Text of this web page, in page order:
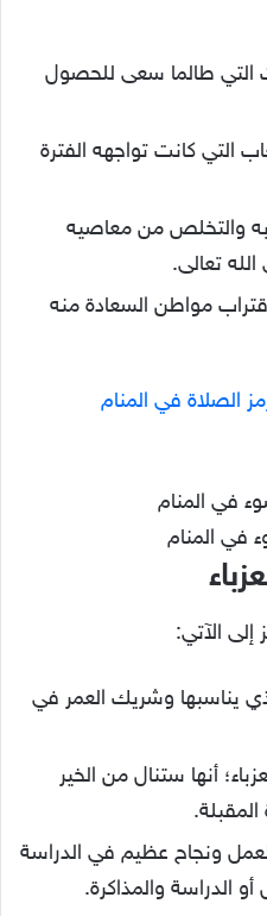
التي طالما سعى للحصول
التي كانت تواجهه الفترة
والتخلص من معاصيه
الله تعالى.
مواطن السعادة منه
الصلاة في المنام
في المنام
إلى الآتي:
يناسبها وشريك العمر في
أنها ستنال من الخير
المقبلة.
ونجاح عظيم في الدراسة
الدراسة والمذاكرة.